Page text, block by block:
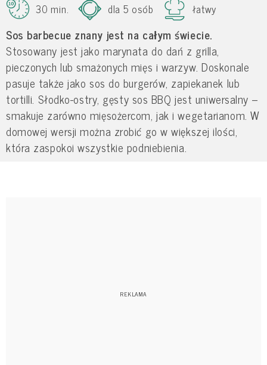
30 min.
dla 5 osób łatwy
Sos barbecue znany jest na całym świecie.
Stosowany jest jako marynata do dań z grilla,
pieczonych lub smażonych mięs i warzyw. Doskonale
pasuje także jako sos do burgerów, zapiekanek lub
tortilli. Słodko-ostry, gęsty sos BBQ jest uniwersalny –
smakuje zarówno mięsożercom, jak i wegetarianom. W
domowej wersji można zrobić go w większej ilości,
która zaspokoi wszystkie podniebienia.